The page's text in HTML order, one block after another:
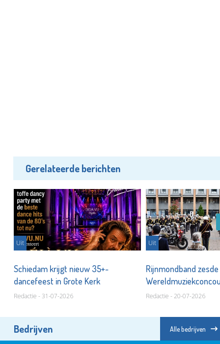
Gerelateerde berichten
Uit
Schiedam krijgt nieuw 35+-
dancefeest in Grote Kerk
Redactie - 31-07-2026
Uit
Rijnmondband
Redactie - 20-07-2026
Bedrijven Alle bedrijven